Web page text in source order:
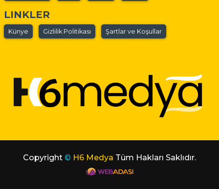
LINKLER
Künye Gizlilik Politikası Şartlar ve Koşullar
Copyright © H6 Medya Tüm Hakları Saklıdır.